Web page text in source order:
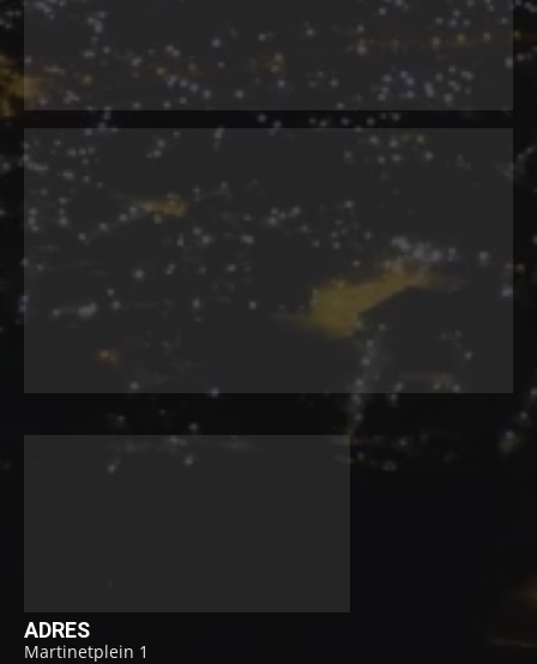
ADRES
Martinetplein 1